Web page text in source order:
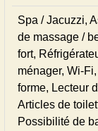
Spa / Jacuzzi,
de massage /
fort,
ménager, Wi-
forme, Lecteur
Articles de
Possibilité de